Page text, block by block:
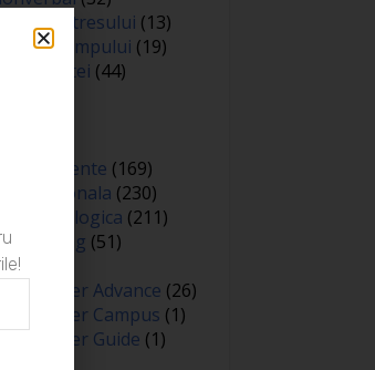
stresului (13)
timpului (19)
si scantei (44)
si experiente (169)
personala (230)
psihologica (211)
branding (51)
Empower Advance (26)
Empower Campus (1)
Empower Guide (1)